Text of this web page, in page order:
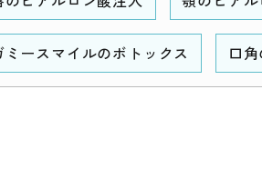
ミースマイルのボトックス 口